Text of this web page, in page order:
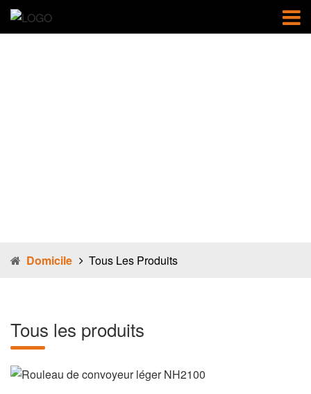
Domicile Tous Les Produits
Tous les produits